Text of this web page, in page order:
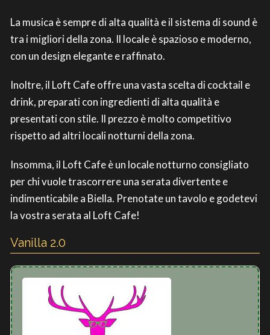
La musica è sempre di alta qualità e il sistema di sound è
tra i migliori della zona. Il locale è spazioso e moderno,
con un design elegante e raffinato.
Inoltre, il Loft Cafe offre una vasta scelta di cocktail e
drink, preparati con ingredienti di alta qualità e
presentati con stile. Il prezzo è molto competitivo
rispetto ad altri locali notturni della zona.
Insomma, il Loft Cafe è un locale notturno consigliato
per chi vuole trascorrere una serata divertente e
indimenticabile a Biella. Prenotate un tavolo e godetevi
la vostra serata al Loft Cafe!
Vanilla 2.0